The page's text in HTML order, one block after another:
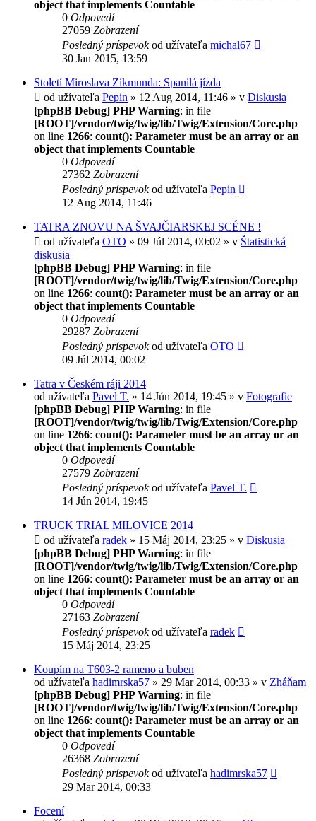
object that implements Countable
0 Odpovedí
27059 Zobrazení
Posledný príspevokod užívateľa michal67
30 Jan 2015, 13:59
Století Miroslava Zikmunda: Spanilá jízda
od užívateľa Pepin » 12 Aug 2014, 11:46 » v Diskusia
[phpBB Debug] PHP Warning: in file
[ROOT]/vendor/twig/twig/lib/Twig/Extension/Core.php
on line 1266: count(): Parameter must be an array or an
object that implements Countable
0 Odpovedí
27362 Zobrazení
Posledný príspevokod užívateľa Pepin
12 Aug 2014, 11:46
TATRA ZNOVU NA ŠVAJČIARSKEJ SCÉNE !
od užívateľa OTO » 09 Júl 2014, 00:02 » v Štatistická
diskusia
[phpBB Debug] PHP Warning: in file
[ROOT]/vendor/twig/twig/lib/Twig/Extension/Core.php
on line 1266: count(): Parameter must be an array or an
object that implements Countable
0 Odpovedí
29287 Zobrazení
Posledný príspevokod užívateľa OTO
09 Júl 2014, 00:02
Tatra v Českém ráji 2014
od užívateľa Pavel T. » 14 Jún 2014, 19:45 » v Fotografie
[phpBB Debug] PHP Warning: in file
[ROOT]/vendor/twig/twig/lib/Twig/Extension/Core.php
on line 1266: count(): Parameter must be an array or an
object that implements Countable
0 Odpovedí
27579 Zobrazení
Posledný príspevokod užívateľa Pavel T.
14 Jún 2014, 19:45
TRUCK TRIAL MILOVICE 2014
od užívateľa radek » 15 Máj 2014, 23:25 » v Diskusia
[phpBB Debug] PHP Warning: in file
[ROOT]/vendor/twig/twig/lib/Twig/Extension/Core.php
on line 1266: count(): Parameter must be an array or an
object that implements Countable
0 Odpovedí
27163 Zobrazení
Posledný príspevokod užívateľa radek
15 Máj 2014, 23:25
Koupím na T603-2 rameno a buben
od užívateľa hadimrska57 » 29 Mar 2014, 00:33 » v Zháňam
[phpBB Debug] PHP Warning: in file
[ROOT]/vendor/twig/twig/lib/Twig/Extension/Core.php
on line 1266: count(): Parameter must be an array or an
object that implements Countable
0 Odpovedí
26368 Zobrazení
Posledný príspevokod užívateľa hadimrska57
29 Mar 2014, 00:33
Focení